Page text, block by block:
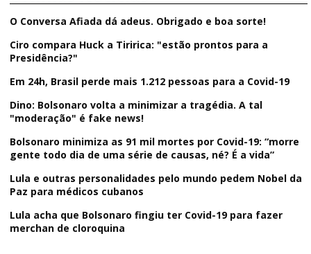
O Conversa Afiada dá adeus. Obrigado e boa sorte!
Ciro compara Huck a Tiririca: "estão prontos para a
Presidência?"
Em 24h, Brasil perde mais 1.212 pessoas para a Covid-19
Dino: Bolsonaro volta a minimizar a tragédia. A tal
"moderação" é fake news!
Bolsonaro minimiza as 91 mil mortes por Covid-19: “morre
gente todo dia de uma série de causas, né? É a vida”
Lula e outras personalidades pelo mundo pedem Nobel da
Paz para médicos cubanos
Lula acha que Bolsonaro fingiu ter Covid-19 para fazer
merchan de cloroquina